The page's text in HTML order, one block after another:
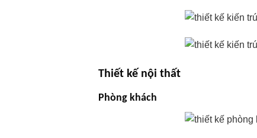
Thiết kế nội thất
Phòng khách